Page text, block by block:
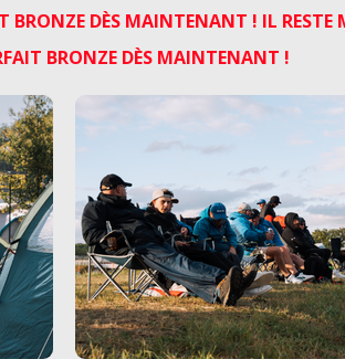
BRONZE DÈS MAINTENANT ! IL
BRONZE DÈS MAINTENANT !